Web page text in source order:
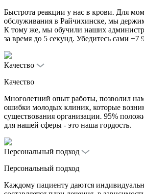
Быстрота реакции у нас в крови. Для
обслуживания в Райчихинске, мы
К тому же, мы обучили наших
за время до 5 секунд. Убедитесь сами +7
Качество
Качество
Многолетний опыт работы, позволил
ошибки молодых клиник, которые
существования организации. 95%
для нашей сферы - это наша гордость.
Персональный подход
Персональный подход
Каждому пациенту даются